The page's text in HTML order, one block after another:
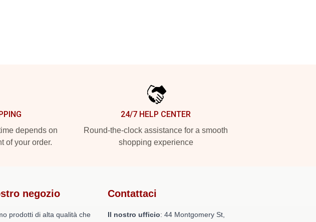
depends on
of your order.
24/7 HELP CENTER
Round-the-clock assistance for a smooth
shopping experience
negozio
prodotti di alta qualità che
Contattaci
Il nostro ufficio: 44 Montgomery St,